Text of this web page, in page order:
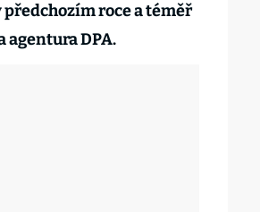
předchozím roce a téměř
agentura DPA.